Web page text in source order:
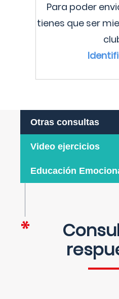
Para poder
tienes que ser
Otras consultas
Video ejercicios
Educación